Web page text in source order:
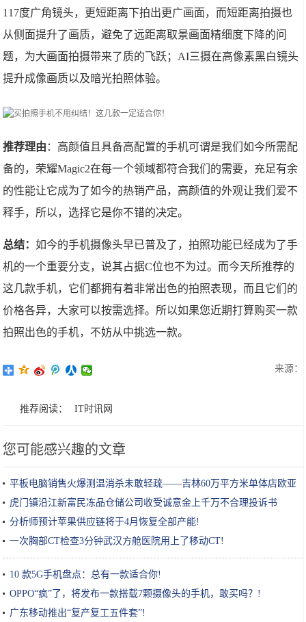
117度广角镜头，更短距离下拍出更广画面，而短距离拍摄也
从侧面提升了画质，避免了远距离取景画面精细度下降的问
题，为大画面拍摄带来了质的飞跃；AI三摄在高像素黑白镜头
提升成像画质以及暗光拍照体验。
推荐理由 ：高颜值且具备高配置的手机可谓是我们如今所需配
备的，荣耀Magic2在每一个领域都符合我们的需要，充足有余
的性能让它成为了如今的热销产品，高颜值的外观让我们爱不
释手，所以，选择它是你不错的决定。
总结：如今的手机摄像头早已普及了，拍照功能已经成为了手
机的一个重要分支，说其占据C位也不为过。而今天所推荐的
这几款手机，它们都拥有着非常出色的拍照表现，而且它们的
价格各异，大家可以按需选择。所以如果您近期打算购买一款
拍照出色的手机，不妨从中挑选一款。
来源：
推荐阅读： IT时讯网
您可能感兴趣的文章
平板电脑销售火爆测温消杀未敢轻疏——吉林60万平方米单体店欧亚
卖场复工见闻!
虎门镇沿江新富民冻品仓储公司收受诚意金上千万不合理投诉书
分析师预计苹果供应链将于4月恢复全部产能!
一次胸部CT检查3分钟武汉方舱医院用上了移动CT!
10 款5G手机盘点：总有一款适合你!
OPPO“疯”了，将发布一款搭载7颗摄像头的手机，敢买吗？!
广东移动推出“复产复工五件套”!